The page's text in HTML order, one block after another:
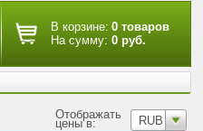
RUB
Отображать
цены в:
В корзине: 0 товаров
На сумму: 0 руб.